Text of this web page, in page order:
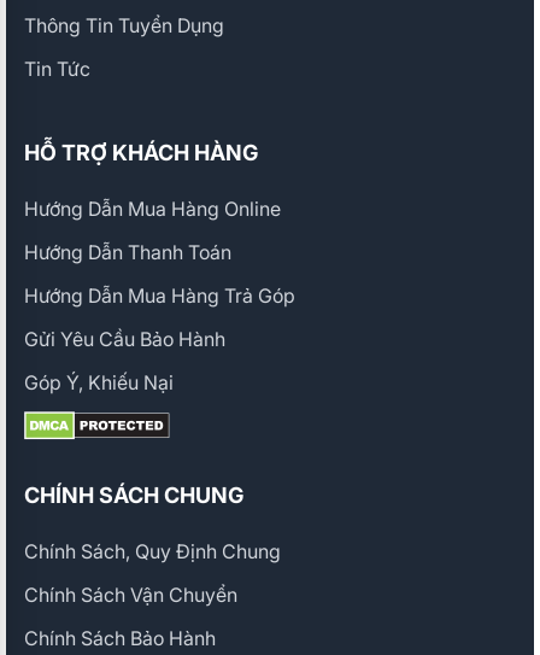
Thông Tin Tuyển Dụng
Tin Tức
HỖ TRỢ KHÁCH HÀNG
Hướng Dẫn Mua Hàng Online
Hướng Dẫn Thanh Toán
Hướng Dẫn Mua Hàng Trả Góp
Gửi Yêu Cầu Bảo Hành
Góp Ý, Khiếu Nại
CHÍNH SÁCH CHUNG
Chính Sách, Quy Định Chung
Chính Sách Vận Chuyển
Chính Sách Bảo Hành